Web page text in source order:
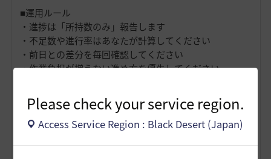
Please check your service region.
Access Service Region : Black Desert (Japan)
■運用ルール
・進捗は「所持数のみ」報告します
・不足数や進行率はあなたが計算してください
・前日との差分を毎回確認してください
・作業負担が増えない進め方を優先してください
バランス版テンプレ